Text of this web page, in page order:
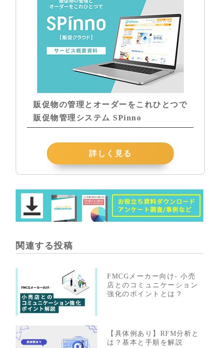
販促物の管理とオーダーをこれひとつで
販促物管理システム SPinno
詳しく見る
関連する投稿
FMCGメーカー向け- 小売
店とのコミュニケーション
強化のポイントとは？
【具体例あり】RFM分析と
は？基本と手順を解説